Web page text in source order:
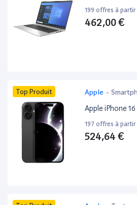
199 offres à partir
462,00 €
Top Produit Apple -
Apple iPhone
197 offres à partir
524,64 €